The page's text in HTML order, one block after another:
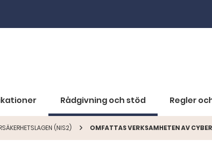
Rådgivning och stöd Regler
(NIS2) OMFATTAS VERKSAMHETEN AV